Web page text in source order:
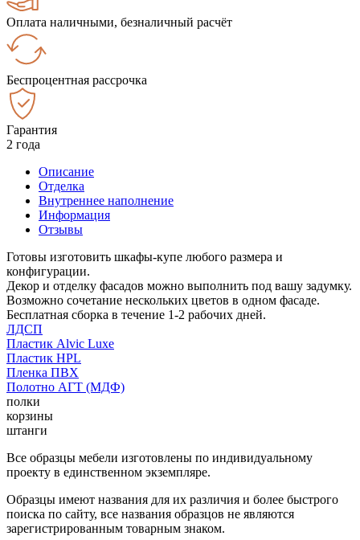
Оплата наличными, безналичный расчёт
Беспроцентная рассрочка
Гарантия
2 года
Описание
Отделка
Внутреннее наполнение
Информация
Отзывы
Готовы изготовить шкафы-купе любого размера и
конфигурации.
Декор и отделку фасадов можно выполнить под вашу задумку.
Возможно сочетание нескольких цветов в одном фасаде.
Бесплатная сборка в течение 1-2 рабочих дней.
ЛДСП
Пластик Alvic Luxe
Пластик HPL
Пленка ПВХ
Полотно АГТ (МДФ)
полки
корзины
штанги
Все образцы мебели изготовлены по индивидуальному
проекту в единственном экземпляре.
Образцы имеют названия для их различия и более быстрого
поиска по сайту, все названия образцов не являются
зарегистрированным товарным знаком.